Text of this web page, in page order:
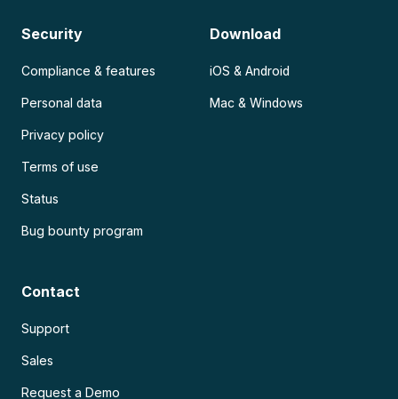
Security
Compliance & features
Personal data
Privacy policy
Terms of use
Status
Bug bounty program
Download
iOS & Android
Mac & Windows
Contact
Support
Sales
Request a Demo